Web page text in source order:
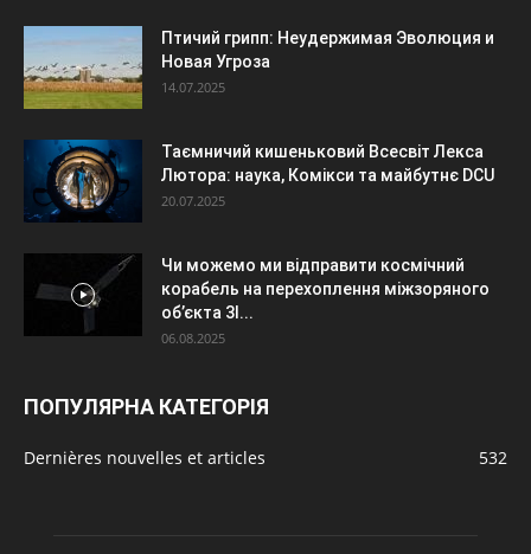
Птичий грипп: Неудержимая Эволюция и
Новая Угроза
14.07.2025
Таємничий кишеньковий Всесвіт Лекса
Лютора: наука, Комікси та майбутнє DCU
20.07.2025
Чи можемо ми відправити космічний
корабель на перехоплення міжзоряного
об’єкта 3I...
06.08.2025
ПОПУЛЯРНА КАТЕГОРІЯ
Dernières nouvelles et articles 532